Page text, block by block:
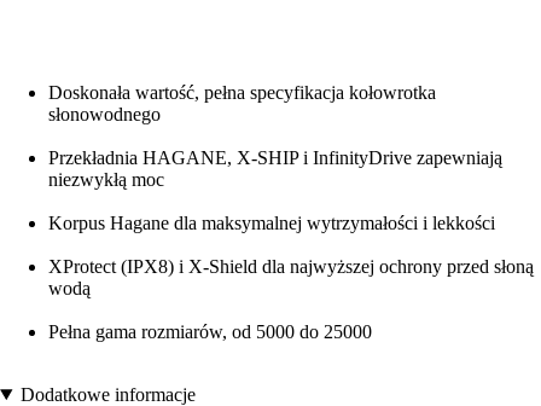
Doskonała wartość, pełna specyfikacja kołowrotka
słonowodnego
Przekładnia HAGANE, X-SHIP i InfinityDrive zapewniają
niezwykłą moc
Korpus Hagane dla maksymalnej wytrzymałości i lekkości
XProtect (IPX8) i X-Shield dla najwyższej ochrony przed słoną
wodą
Pełna gama rozmiarów, od 5000 do 25000
Dodatkowe informacje